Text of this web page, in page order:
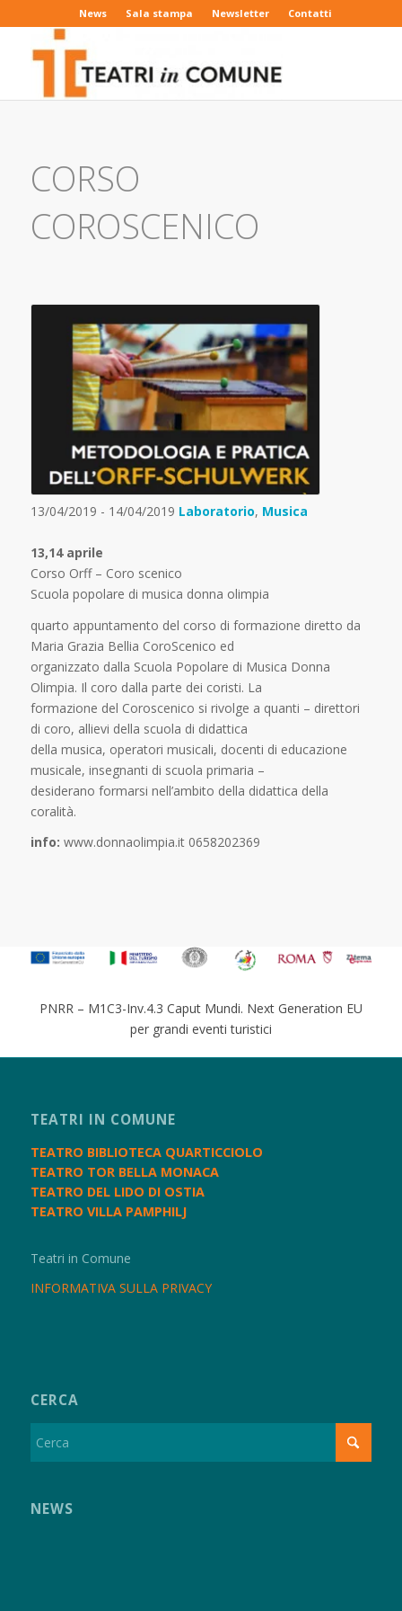
News Sala stampa Newsletter Contatti
CORSO
COROSCENICO
13/04/2019 - 14/04/2019 Laboratorio, Musica
13,14 aprile
Corso Orff – Coro scenico
Scuola popolare di musica donna olimpia
quarto appuntamento del corso di formazione diretto da
Maria Grazia Bellia CoroScenico ed
organizzato dalla Scuola Popolare di Musica Donna
Olimpia. Il coro dalla parte dei coristi. La
formazione del Coroscenico si rivolge a quanti – direttori
di coro, allievi della scuola di didattica
della musica, operatori musicali, docenti di educazione
musicale, insegnanti di scuola primaria –
desiderano formarsi nell’ambito della didattica della
coralità.
info: www.donnaolimpia.it 0658202369
PNRR – M1C3-Inv.4.3 Caput Mundi. Next Generation EU
per grandi eventi turistici
TEATRI IN COMUNE
TEATRO BIBLIOTECA QUARTICCIOLO
TEATRO TOR BELLA MONACA
TEATRO DEL LIDO DI OSTIA
TEATRO VILLA PAMPHILJ
Teatri in Comune
INFORMATIVA SULLA PRIVACY
CERCA
NEWS